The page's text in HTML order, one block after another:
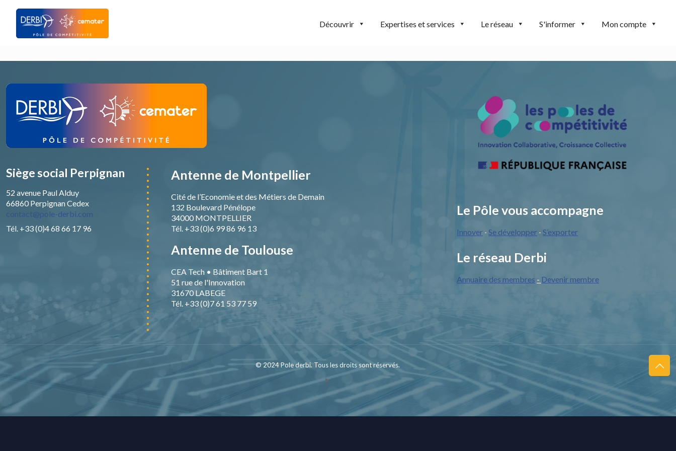
Découvrir Expertises et services Le réseau S'informer Mon compte
Siège social Perpignan
52 avenue Paul Alduy
66860 Perpignan Cedex
contact@pole-derbi.com
Tél. +33 (0)4 68 66 17 96
Antenne de Montpellier
Cité de l’Economie et des Métiers de Demain
132 Boulevard Pénélope
34000 MONTPELLIER
Tél. +33 (0)6 99 86 96 13
Antenne de Toulouse
CEA Tech • Bâtiment Bart 1
51 rue de l'Innovation
31670 LABEGE
Tél. +33 (0)7 61 53 77 59
Le Pôle vous accompagne
Innover- Se développer- S’exporter
Le réseau Derbi
Annuaire des membres - Devenir membre
© 2024 Pole derbi. Tous les droits sont réservés.